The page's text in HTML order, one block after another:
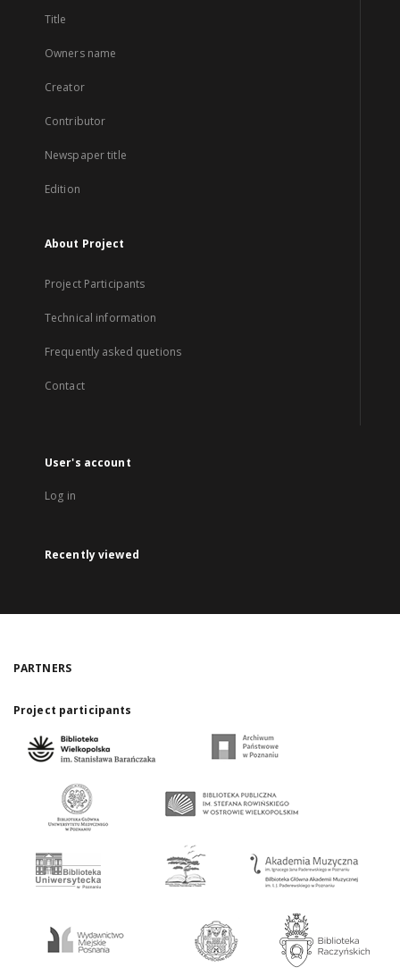
Title
Owners name
Creator
Contributor
Newspaper title
Edition
About Project
Project Participants
Technical information
Frequently asked quetions
Contact
User's account
Log in
Recently viewed
PARTNERS
Project participants